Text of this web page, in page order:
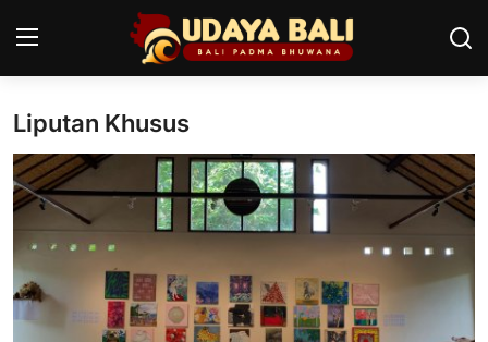
Home
Pura
Desa Adat
Tradisi
Kearifan lokal
Liputan Khusus